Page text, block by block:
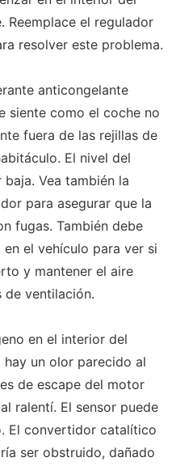
Reemplace el regulador
resolver este problema.
anticongelante
siente como el coche no
fuera de las rejillas de
El nivel del
Vea también la
para asegurar que la
fugas. También debe
el vehículo para ver si
y mantener el aire
de ventilación.
en el interior del
un olor parecido al
de escape del motor
ralentí. El sensor puede
El convertidor catalítico
ser obstruido, dañado